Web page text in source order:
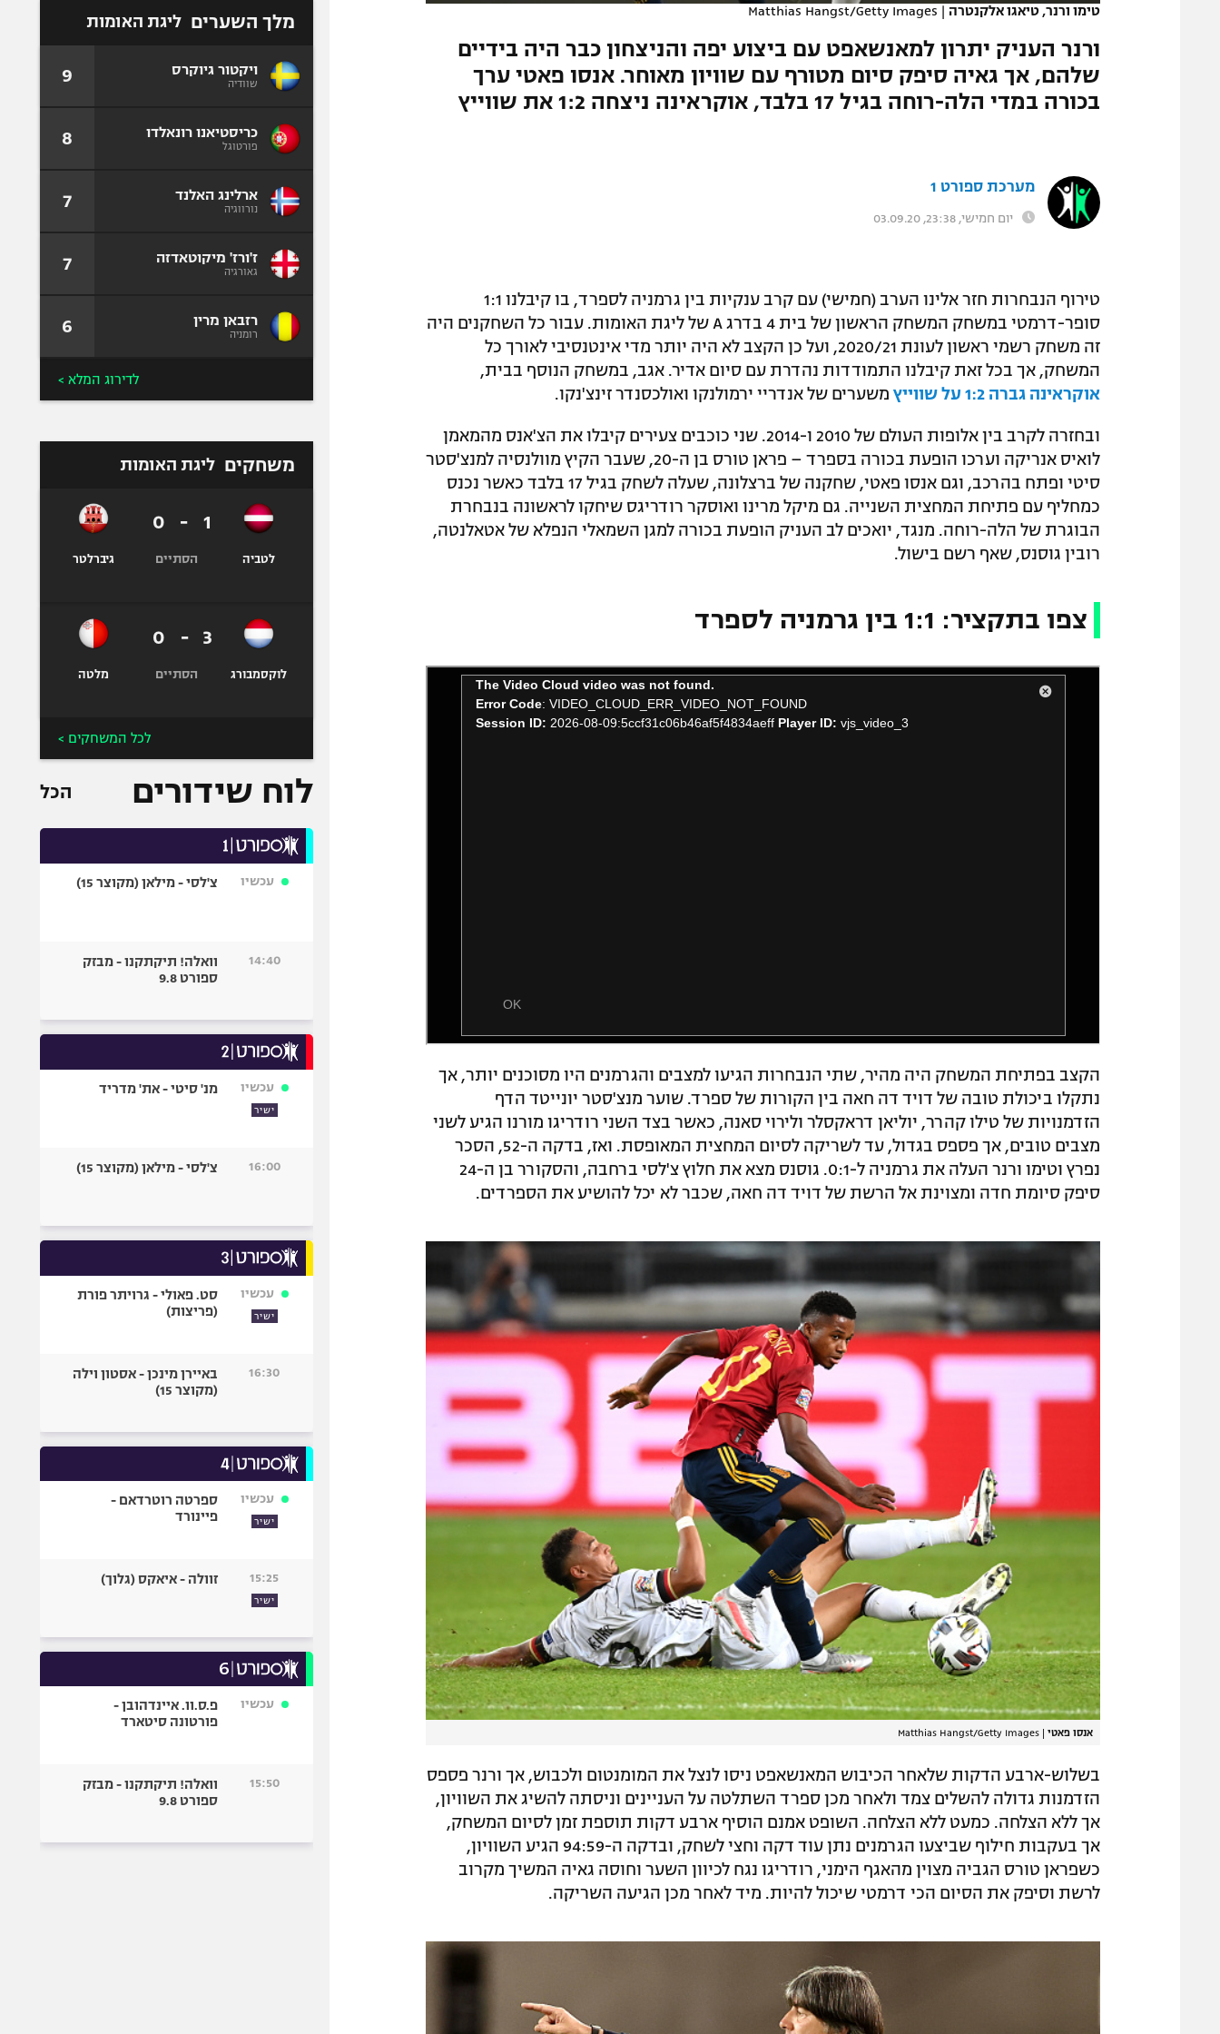
המגזיןטימו ורנר, טיאגו אלקנטרה |
Matthias Hangst/Getty Images
ורנר העניק יתרון למאנשאפט עם ביצוע יפה והניצחון כבר היה בידיים
שלהם, אך גאיה סיפק סיום מטורף עם שוויון מאוחר. אנסו פאטי ערך
בכורה במדי הלה-רוחה בגיל 17 בלבד, אוקראינה ניצחה 1:2 את שווייץ
מערכת ספורט 1
יום חמישי, 23:38, 03.09.20
טירוף הנבחרות חזר אלינו הערב (חמישי) עם קרב ענקיות בין גרמניה לספרד, בו קיבלנו 1:1
סופר-דרמטי במשחק המשחק הראשון של בית 4 בדרג A של ליגת האומות. עבור כל השחקנים היה
זה משחק רשמי ראשון לעונת 2020/21, ועל כן הקצב לא היה יותר מדי אינטנסיבי לאורך כל
המשחק, אך בכל זאת קיבלנו התמודדות נהדרת עם סיום אדיר. אגב, במשחק הנוסף בבית,
אוקראינה גברה 1:2 על שווייץ
משערים של אנדריי ירמולנקו ואולכסנדר זינצ'נקו.
ובחזרה לקרב בין אלופות העולם של 2010 ו-2014. שני כוכבים צעירים קיבלו את הצ'אנס מהמאמן
לואיס אנריקה וערכו הופעת בכורה בספרד – פראן טורס בן ה-20, שעבר הקיץ מוולנסיה למנצ'סטר
סיטי ופתח בהרכב, וגם אנסו פאטי, שחקנה של ברצלונה, שעלה לשחק בגיל 17 בלבד כאשר נכנס
כמחליף עם פתיחת המחצית השנייה. גם מיקל מרינו ואוסקר רודריגס שיחקו לראשונה בנבחרת
הבוגרת של הלה-רוחה. מנגד, יואכים לב העניק הופעת בכורה למגן השמאלי הנפלא של אטאלנטה,
רובין גוסנס, שאף רשם בישול.
צפו בתקציר: 1:1 בין גרמניה לספרד
הקצב בפתיחת המשחק היה מהיר, שתי הנבחרות הגיעו למצבים והגרמנים היו מסוכנים יותר, אך
נתקלו ביכולת טובה של דויד דה חאה בין הקורות של ספרד. שוער מנצ'סטר יונייטד הדף
הזדמנויות של טילו קהרר, יוליאן דראקסלר ולירוי סאנה, כאשר בצד השני רודריגו מורנו הגיע לשני
מצבים טובים, אך פספס בגדול, עד לשריקה לסיום המחצית המאופסת. ואז, בדקה ה-52, הסכר
נפרץ וטימו ורנר העלה את גרמניה ל-0:1. גוסנס מצא את חלוץ צ'לסי ברחבה, והסקורר בן ה-24
סיפק סיומת חדה ומצוינת אל הרשת של דויד דה חאה, שכבר לא יכל להושיע את הספרדים.
אנסו פאטי |
Matthias Hangst/Getty Images
בשלוש-ארבע הדקות שלאחר הכיבוש המאנשאפט ניסו לנצל את המומנטום ולכבוש, אך ורנר פספס
הזדמנות גדולה להשלים צמד ולאחר מכן ספרד השתלטה על העניינים וניסתה להשיג את השוויון,
אך ללא הצלחה. כמעט ללא הצלחה. השופט אמנם הוסיף ארבע דקות תוספת זמן לסיום המשחק,
אך בעקבות חילוף שביצעו הגרמנים נתן עוד דקה וחצי לשחק, ובדקה ה-94:59 הגיע השוויון,
כשפראן טורס הגביה מצוין מהאגף הימני, רודריגו נגח לכיוון השער וחוסה גאיה המשיך מקרוב
לרשת וסיפק את הסיום הכי דרמטי שיכול להיות. מיד לאחר מכן הגיעה השריקה.
מלך השערים ליגת האומות
ויקטור גיוקרס
שוודיה 9
כריסטיאנו רונאלדו
פורטוגל 8
ארלינג האלנד
נורווגיה 7
ז'ורז' מיקוטאדזה
גאורגיה 7
רזבאן מרין
רומניה 6
לדירוג המלא >
משחקים ליגת האומות
לטביה
1
-
0
הסתיים גיברלטר
לוקסמבורג
3
-
0
הסתיים מלטה
לכל המשחקים >
לוח שידורים הכל
עכשיו צ'לסי - מילאן (מקוצר 15)
14:40
וואלה! תיקתקנו - מבזק
ספורט 9.8
עכשיו
ישיר
מנ' סיטי - את' מדריד
16:00 צ'לסי - מילאן (מקוצר 15)
עכשיו
ישיר
סט. פאולי - גרויתר פורת
(פריצות)
16:30
באיירן מינכן - אסטון וילה
(מקוצר 15)
עכשיו
ישיר
ספרטה רוטרדאם -
פיינורד
15:25
ישיר
זוולה - איאקס (גלוך)
עכשיו
פ.ס.וו. איינדהובן -
פורטונה סיטארד
15:50
וואלה! תיקתקנו - מבזק
ספורט 9.8